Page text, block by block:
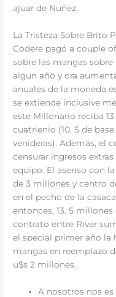
ajuar de Nuñez.
La Tristeza Sobre Brito
Codere pagó a couple
sobre las mangas
algun año y ora
anuales de la moneda
se extiende inclusive
este Millonario reciba
cuatrienio (10. 5 de
venideras). Además, el
censurar ingresos
equipo. El asenso con
de 3 millones y centro
en el pecho de la
entonces, 13. 5
contrato entre River
el special primer año la
mangas en reemplazo
u$s 2 millones.
A nosotros nos